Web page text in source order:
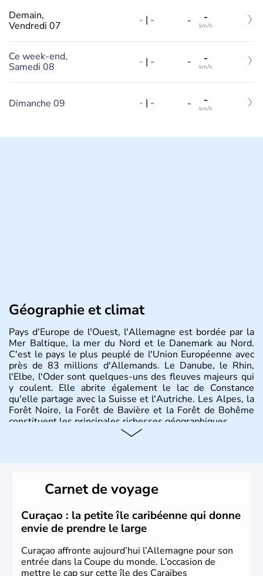
Demain,
Vendredi 07
- | - - -
km/h
Ce week-end,
Samedi 08
- | - - -
km/h
Dimanche 09 - | - - -
km/h
Géographie et climat
Pays d'Europe de l'Ouest, l'Allemagne est bordée par la
Mer Baltique, la mer du Nord et le Danemark au Nord.
C'est le pays le plus peuplé de l'Union Européenne avec
près de 83 millions d'Allemands. Le Danube, le Rhin,
l'Elbe, l'Oder sont quelques-uns des fleuves majeurs qui
y coulent. Elle abrite également le lac de Constance
qu'elle partage avec la Suisse et l'Autriche. Les Alpes, la
Forêt Noire, la Forêt de Bavière et la Forêt de Bohême
constituent les principales richesses géographiques.
lesquelles bénéficient d'une grande autonomie. Le pays
peut se targuer de grands noms qu'il a vu naître dans tous
les domaines, des arts à la politique en passant par la
philosophie. Hertz, Gutenberg, Heidegger, Thomas Mann,
Herman Hesse ou bien Hegel en font partie.
Carnet de voyage
Curaçao : la petite île caribéenne qui donne
envie de prendre le large
Curaçao affronte aujourd’hui l’Allemagne pour son
entrée dans la Coupe du monde. L’occasion de
mettre le cap sur cette île des Caraïbes